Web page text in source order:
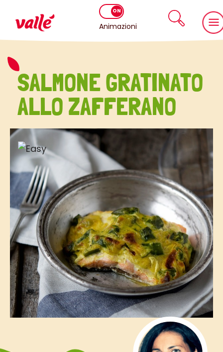
Animazioni
SALMONE GRATINATO
ALLO ZAFFERANO